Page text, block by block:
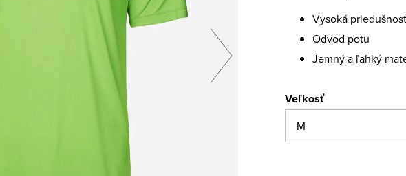
Vysoká priedušnosť
Odvod potu
Jemný a ľahký
Veľkosť